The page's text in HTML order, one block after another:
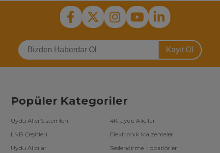
Kayıt Ol
Popüler Kategoriler
Uydu Alıcı Sistemleri
4K Uydu Alıcılar
LNB Çeşitleri
Elektronik Malzemeler
Uydu Alıcılar
Seslendirme Hoparlörleri